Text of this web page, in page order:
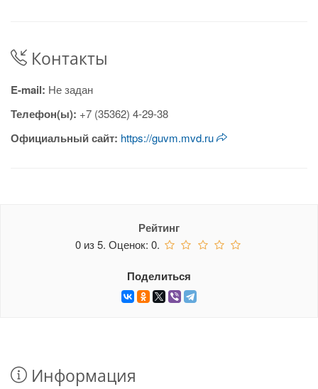
Контакты
E-mail: Не задан
Телефон(ы): +7 (35362) 4-29-38
Официальный сайт: https://guvm.mvd.ru
Рейтинг
0 из5. Оценок:0.
Поделиться
Информация